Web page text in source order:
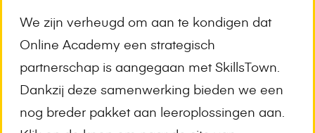
trainingen makkelijk volgen naast hun werk,
omdat ze niet veel tijd in beslag nemen.
Omdat je medewerkers bij Online Academy
onbeperkt toegang krijgen tot de trainingen,
hoeven ze geen toestemming te vragen en
We zijn verheugd om aan te kondigen dat
Online Academy een strategisch
partnerschap is aangegaan met SkillsTown.
Dankzij deze samenwerking bieden we een
nog breder pakket aan leeroplossingen aan.